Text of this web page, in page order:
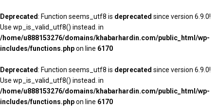
Deprecated: Function seems_utf8 is deprecated since version 6.9.0!
Use wp_is_valid_utf8() instead. in
/home/u888153276/domains/khabarhardin.com/public_html/wp-
includes/functions.phpon line 6170
Deprecated: Function seems_utf8 is deprecated since version 6.9.0!
Use wp_is_valid_utf8() instead. in
/home/u888153276/domains/khabarhardin.com/public_html/wp-
includes/functions.phpon line 6170